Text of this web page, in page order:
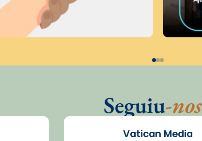
Seguiu-nos
Vatican Media